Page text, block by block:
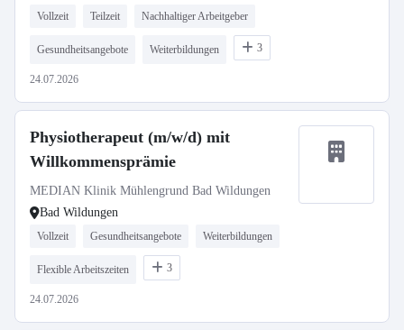
Vollzeit Teilzeit Nachhaltiger Arbeitgeber
Gesundheitsangebote Weiterbildungen 3
24.07.2026
Physiotherapeut (m/w/d) mit
Willkommensprämie
MEDIAN Klinik Mühlengrund Bad Wildungen
Bad Wildungen
Vollzeit Gesundheitsangebote Weiterbildungen
Flexible Arbeitszeiten 3
24.07.2026